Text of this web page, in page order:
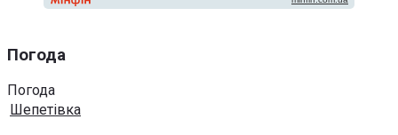
Погода
Погода
Шепетівка